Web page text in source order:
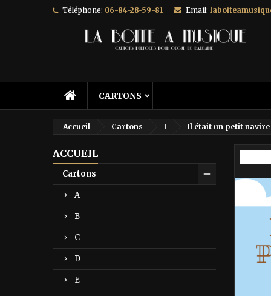
Téléphone: 06-84-28-59-81 Email:
CARTONS
Accueil Cartons I Il était un petit
ACCUEIL
Cartons
A
B
C
D
E